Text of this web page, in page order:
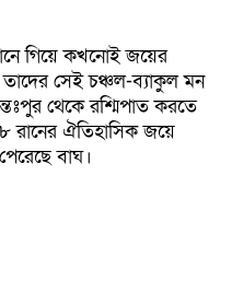
গিয়ে কখনোই জয়ের
তাদের সেই চঞ্চল-ব্যাকুল মন
থেকে রশ্মিপাত করতে
রানের ঐতিহাসিক জয়ে
বাঘ।